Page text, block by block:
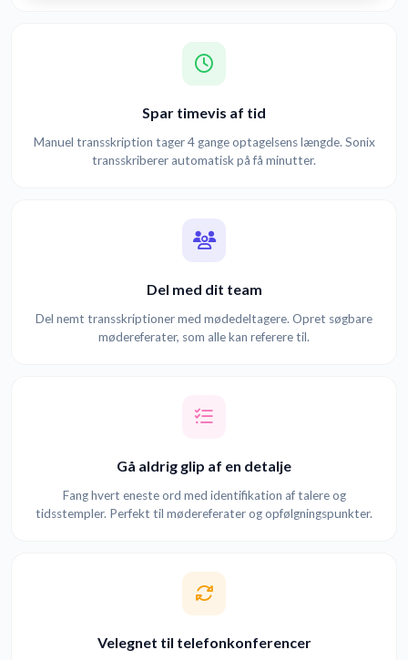
Spar timevis af tid
Manuel transskription tager 4 gange optagelsens længde. Sonix
transskriberer automatisk på få minutter.
Del med dit team
Del nemt transskriptioner med mødedeltagere. Opret søgbare
mødereferater, som alle kan referere til.
Gå aldrig glip af en detalje
Fang hvert eneste ord med identifikation af talere og
tidsstempler. Perfekt til mødereferater og opfølgningspunkter.
Velegnet til telefonkonferencer